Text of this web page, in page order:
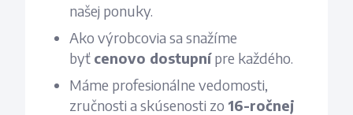
našej ponuky.
Ako výrobcovia sa snažíme
byť cenovo dostupnípre každého.
Máme profesionálne vedomosti,
zručnosti a skúsenosti zo 16-ročnej